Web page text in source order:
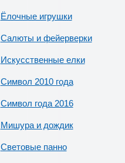
Ёлочные игрушки
Салюты и фейерверки
Искусственные елки
Символ 2010 года
Символ года 2016
Мишура и дождик
Световые панно